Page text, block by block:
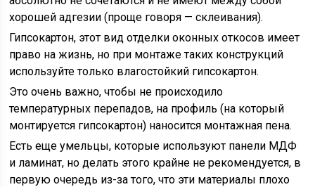
хорошей адгезии (проще говоря — склеивания).
Гипсокартон, этот вид отделки оконных откосов имеет
право на жизнь, но при монтаже таких конструкций
используйте только влагостойкий гипсокартон.
Это очень важно, чтобы не происходило
температурных перепадов, на профиль (на который
монтируется гипсокартон) наносится монтажная пена.
Есть еще умельцы, которые используют панели МДФ
и ламинат, но делать этого крайне не рекомендуется, в
первую очередь из-за того, что эти материалы плохо